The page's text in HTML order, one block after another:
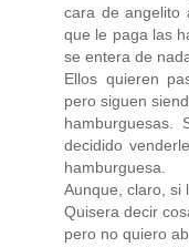
cara de angelito
que le paga las
se entera de
Ellos quieren
pero siguen
decidido
hamburguesa.
Aunque, claro, si
Quisera decir
pero no quiero